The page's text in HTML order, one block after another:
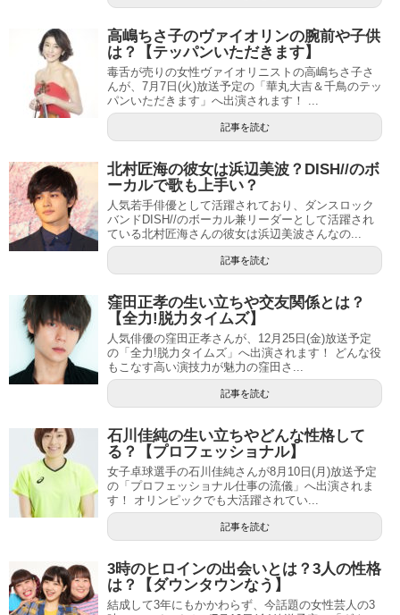
高嶋ちさ子のヴァイオリンの腕前や子供
は？【テッパンいただきます】
毒舌が売りの女性ヴァイオリニストの高嶋ちさ子さ
んが、7月7日(火)放送予定の「華丸大吉＆千鳥のテッ
パンいただきます」へ出演されます！ ...
記事を読む
北村匠海の彼女は浜辺美波？DISH//のボ
ーカルで歌も上手い？
人気若手俳優として活躍されており、ダンスロック
バンドDISH//のボーカル兼リーダーとして活躍され
ている北村匠海さんの彼女は浜辺美波さんなの...
記事を読む
窪田正孝の生い立ちや交友関係とは？
【全力!脱力タイムズ】
人気俳優の窪田正孝さんが、12月25日(金)放送予定
の「全力!脱力タイムズ」へ出演されます！ どんな役
もこなす高い演技力が魅力の窪田さ...
記事を読む
石川佳純の生い立ちやどんな性格して
る？【プロフェッショナル】
女子卓球選手の石川佳純さんが8月10日(月)放送予定
の「プロフェッショナル仕事の流儀」へ出演されま
す！ オリンピックでも大活躍されてい...
記事を読む
3時のヒロインの出会いとは？3人の性格
は？【ダウンタウンなう】
結成して3年にもかかわらず、今話題の女性芸人の3